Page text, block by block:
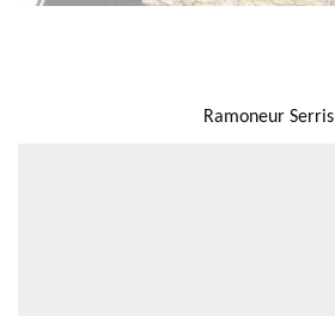
Ramoneur Serris